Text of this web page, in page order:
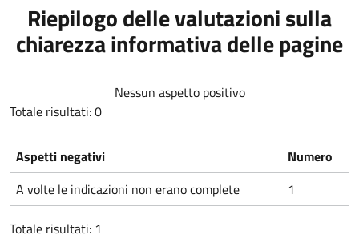
Riepilogo delle valutazioni sulla
chiarezza informativa delle pagine
Nessun aspetto positivo
Totale risultati: 0
Aspetti negativi
Numero
A volte le indicazioni non erano complete
1
Totale risultati: 1